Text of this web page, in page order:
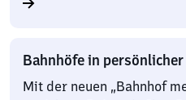
Bahnhöfe in
Mit der neuen „Bahnhof